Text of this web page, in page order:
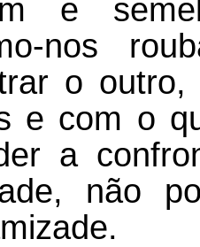
e
nos
o
e com o
a
não